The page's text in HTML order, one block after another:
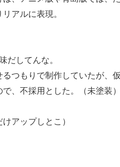
アルに表現。
だしてんな。
つもりで制作していたが、
、不採用とした。（未塗装）
アップしとこ）